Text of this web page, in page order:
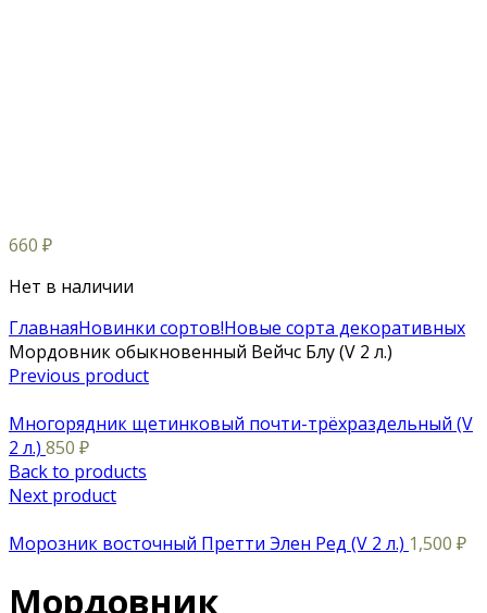
660 ₽
Нет в наличии
ГлавнаяНовинки сортов!Новые сорта декоративных
Мордовник обыкновенный Вейчс Блу (V 2 л.)
Previous product
Многорядник щетинковый почти-трёхраздельный (V
2 л.) 850 ₽
Back to products
Next product
Морозник восточный Претти Элен Ред (V 2 л.) 1,500 ₽
Мордовник